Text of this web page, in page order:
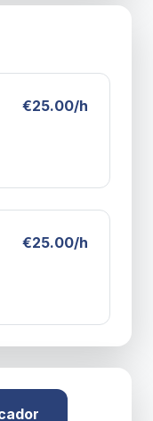
€25.00/h
€25.00/h